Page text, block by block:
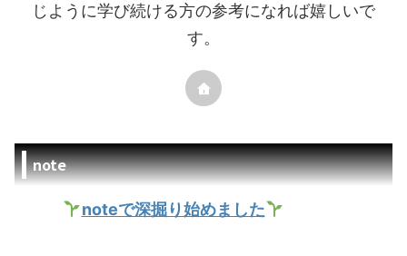
じように学び続ける方の参考になれば嬉しいで
す。
note
noteで深掘り始めました